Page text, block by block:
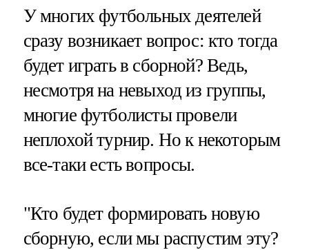
У многих футбольных деятелей
сразу возникает вопрос: кто тогда
будет играть в сборной? Ведь,
несмотря на невыход из группы,
многие футболисты провели
неплохой турнир. Но к некоторым
все-таки есть вопросы.
"Кто будет формировать новую
сборную, если мы распустим эту?